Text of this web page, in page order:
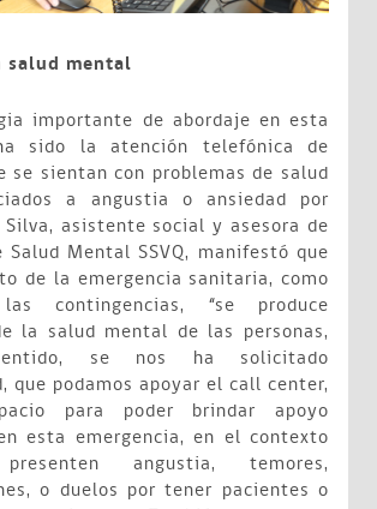
salud mental
importante de abordaje en esta
sido la atención telefónica de
se sientan con problemas de salud
a angustia o ansiedad por
asistente social y asesora de
Salud Mental SSVQ, manifestó que
de la emergencia sanitaria, como
contingencias, “se produce
la salud mental de las personas,
se nos ha solicitado
que podamos apoyar el call center,
para poder brindar apoyo
esta emergencia, en el contexto
angustia, temores,
o duelos por tener pacientes o